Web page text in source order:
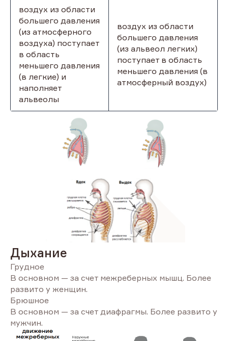
воздух из области
большего давления
(из атмосферного
воздуха) поступает
в область
меньшего давления
(в легкие) и
наполняет
альвеолы
воздух из области
большего давления
(из альвеол легких)
поступает в область
меньшего давления (в
атмосферный воздух)
Дыхание
Грудное
В основном — за счет межреберных мышц. Более
развито у женщин.
Брюшное
В основном — за счет диафрагмы. Более развито у
мужчин.